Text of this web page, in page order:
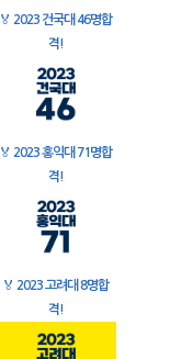
🏅 2023 건국대 46명합
격!
🏅 2023 홍익대 71명합
격!
🏅 2023 고려대 8명합
격!